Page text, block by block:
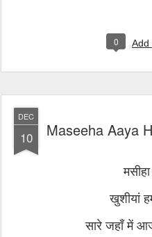
0 Add
DEC
10 Maseeha Aaya
खुशीयां
सारे जहाँ में